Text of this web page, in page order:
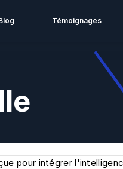
pour intégrer
Témoignages